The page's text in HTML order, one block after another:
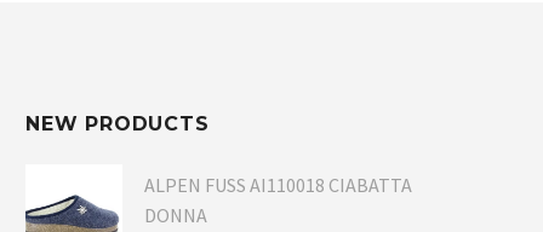
NEW PRODUCTS
ALPEN FUSS AI110018 CIABATTA
DONNA